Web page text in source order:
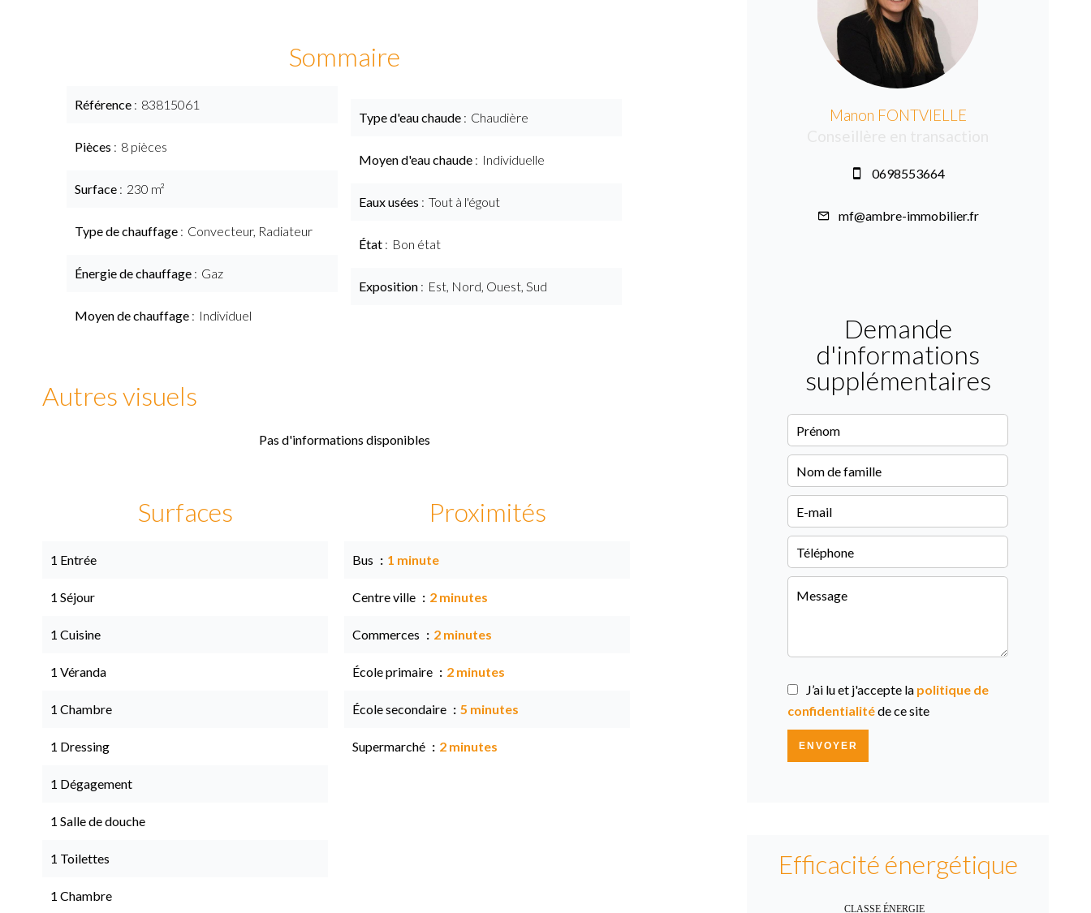
Sommaire
Référence 83815061
Pièces 8 pièces
Surface 230 m²
Type de chauffage Convecteur, Radiateur
Énergie de chauffage Gaz
Moyen de chauffage Individuel
Type d'eau chaude Chaudière
Moyen d'eau chaude Individuelle
Eaux usées Tout à l'égout
État Bon état
Exposition Est, Nord, Ouest, Sud
Autres visuels
Pas d'informations disponibles
Surfaces
1 Entrée
1 Séjour
1 Cuisine
1 Véranda
1 Chambre
1 Dressing
1 Dégagement
1 Salle de douche
1 Toilettes
1 Chambre
Proximités
Bus 1 minute
Centre ville 2 minutes
Commerces 2 minutes
École primaire 2 minutes
École secondaire 5 minutes
Supermarché 2 minutes
Manon FONTVIELLE
0698553664
mf@ambre-immobilier.fr
Demande
d'informations
supplémentaires
J’ai lu et j'accepte la politique de
confidentialitéde ce site
ENVOYER
Efficacité énergétique